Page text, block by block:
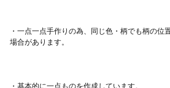
・一点一点手作りの為、同じ色・柄でも柄の位